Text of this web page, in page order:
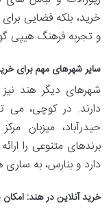
خرید، بلکه فضایی
و تجربه فرهنگ هیپی
سایر شهرهای مهم برای
شهرهای دیگر هند
برندهای متنوعی را
دارد و بنارس، به
خرید آنلاین در هند: امکان